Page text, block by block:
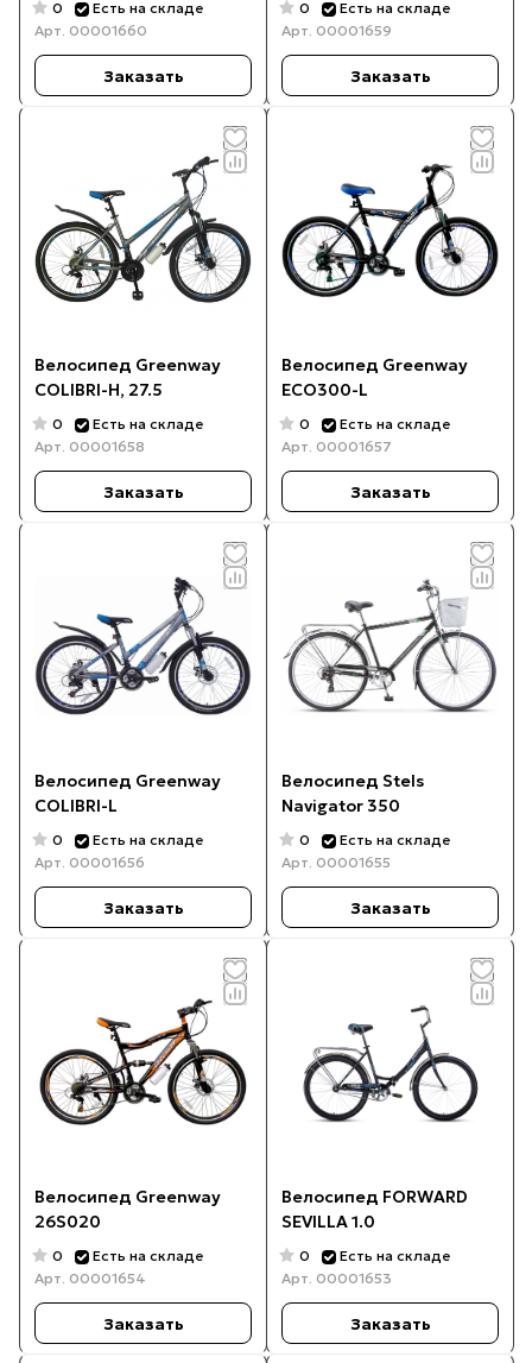
0
Есть на складе
Арт. 00001660
Заказать
0
Есть на складе
Арт. 00001659
Заказать
Велосипед Greenway
COLIBRI-H, 27.5
0
Есть на складе
Арт. 00001658
Заказать
Велосипед Greenway
ECO300-L
0
Есть на складе
Арт. 00001657
Заказать
Велосипед Greenway
COLIBRI-L
0
Есть на складе
Арт. 00001656
Заказать
Велосипед Stels
Navigator 350
0
Есть на складе
Арт. 00001655
Заказать
Велосипед Greenway
26S020
0
Есть на складе
Арт. 00001654
Заказать
Велосипед FORWARD
SEVILLA 1.0
0
Есть на складе
Арт. 00001653
Заказать